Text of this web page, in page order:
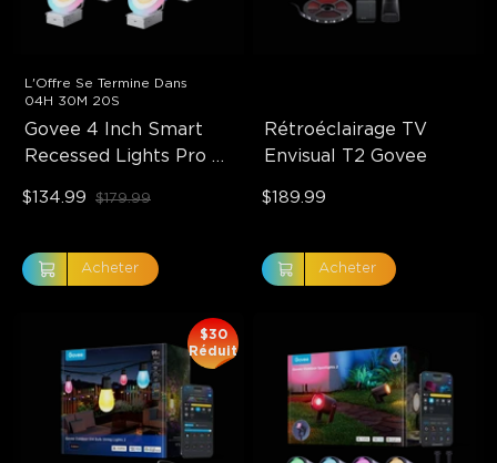
L'Offre Se Termine Dans
04H 30M 18S
Govee 4 Inch Smart
Recessed Lights Pro
$134.99 $179.99
Acheter
Rétroéclairage TV
Envisual T2 Govee
$189.99
Acheter
$30
Réduit